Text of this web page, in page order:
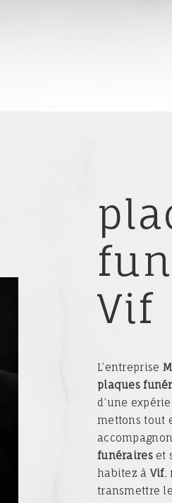
Vif
L’entreprise
plaques
d’une
mettons tout
funéraireset
habitez à Vif,
transmettre